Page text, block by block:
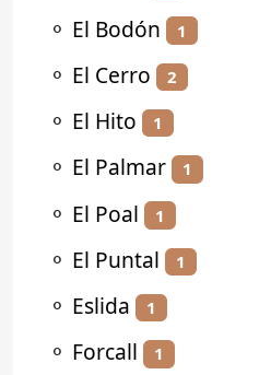
⚬ El Bodón 1
⚬ El Cerro 2
⚬ El Hito 1
⚬ El Palmar 1
⚬ El Poal 1
⚬ El Puntal 1
⚬ Eslida 1
⚬ Forcall 1